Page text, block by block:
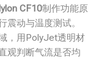
CF10制作功能原
震动与温度测试。
，用PolyJet透明材
观判断气流是否均